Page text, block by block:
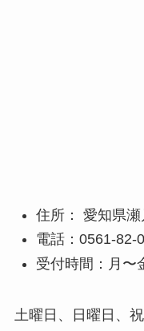
住所： 愛知県
電話：0561-82-
受付時間：月〜
土曜日、日曜日、